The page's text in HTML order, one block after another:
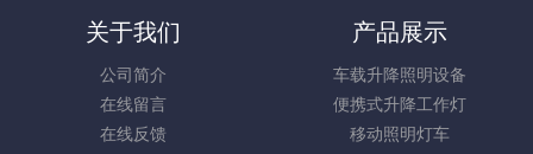
关于我们
公司简介
在线留言
在线反馈
产品展示
车载升降照明设备
便携式升降工作灯
移动照明灯车